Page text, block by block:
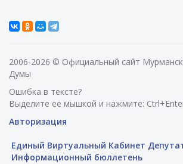
2006-2026 © Официальный сайт
Думы
Ошибка в тексте?
Выделите ее мышкой и нажмите:
Авторизация
Единый Виртуальный Кабинет
Информационный бюллетень